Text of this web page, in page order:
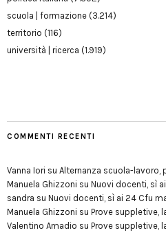
scuola | formazione (3.214)
territorio (116)
università | ricerca (1.919)
COMMENTI RECENTI
Vanna Iori su Alternanza scuola-
Manuela Ghizzoni su Nuovi docenti, sì
sandra su Nuovi docenti, sì ai 24 Cfu
Manuela Ghizzoni su Prove suppletive,
Valentino Amadio su Prove suppletive,